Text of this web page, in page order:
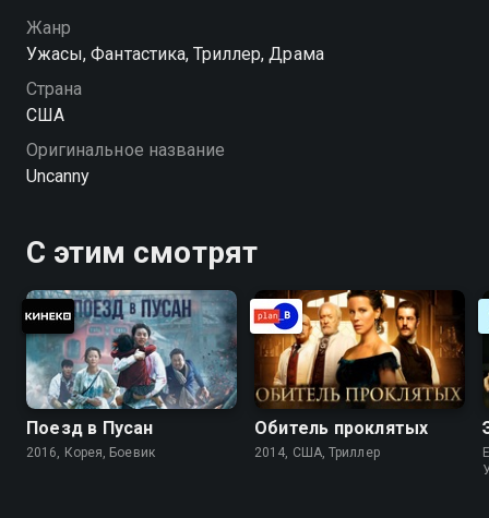
искусственному человеку это не очень нравится
Жанр
Ужасы, Фантастика, Триллер, Драма
Страна
США
Оригинальное название
Uncanny
С этим смотрят
Поезд в Пусан
2016, Корея, Боевик
Обитель проклятых
2014, США, Триллер